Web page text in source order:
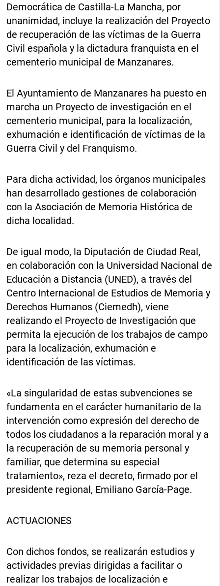
Democrática de Castilla-La Mancha, por
unanimidad, incluye la realización del Proyecto
de recuperación de las víctimas de la Guerra
Civil española y la dictadura franquista en el
cementerio municipal de Manzanares.
El Ayuntamiento de Manzanares ha puesto en
marcha un Proyecto de investigación en el
cementerio municipal, para la localización,
exhumación e identificación de víctimas de la
Guerra Civil y del Franquismo.
Para dicha actividad, los órganos municipales
han desarrollado gestiones de colaboración
con la Asociación de Memoria Histórica de
dicha localidad.
De igual modo, la Diputación de Ciudad Real,
en colaboración con la Universidad Nacional de
Educación a Distancia (UNED), a través del
Centro Internacional de Estudios de Memoria y
Derechos Humanos (Ciemedh), viene
realizando el Proyecto de Investigación que
permita la ejecución de los trabajos de campo
para la localización, exhumación e
identificación de las víctimas.
«La singularidad de estas subvenciones se
fundamenta en el carácter humanitario de la
intervención como expresión del derecho de
todos los ciudadanos a la reparación moral y a
la recuperación de su memoria personal y
familiar, que determina su especial
tratamiento», reza el decreto, firmado por el
presidente regional, Emiliano García-Page.
ACTUACIONES
Con dichos fondos, se realizarán estudios y
actividades previas dirigidas a facilitar o
realizar los trabajos de localización e